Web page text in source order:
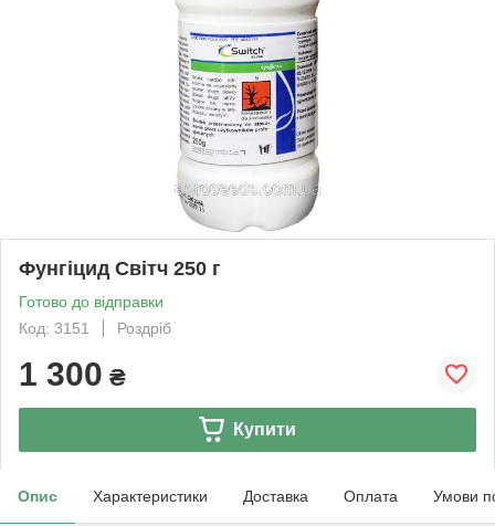
Фунгіцид Світч 250 г
Готово до відправки
Код: 3151
Роздріб
1 300 ₴
Купити
Опис Характеристики Доставка Оплата Умови